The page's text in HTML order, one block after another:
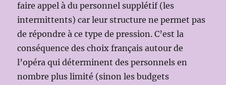
faire appel à du personnel supplétif (les
intermittents) car leur structure ne permet pas
de répondre à ce type de pression. C’est la
conséquence des choix français autour de
l’opéra qui déterminent des personnels en
nombre plus limité (sinon les budgets